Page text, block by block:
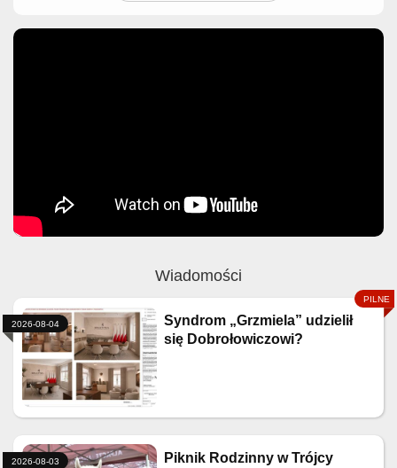
Wiadomości
Syndrom „Grzmiela” udzielił
się Dobrołowiczowi?
2026-08-04
Piknik Rodzinny w Trójcy
2026-08-03